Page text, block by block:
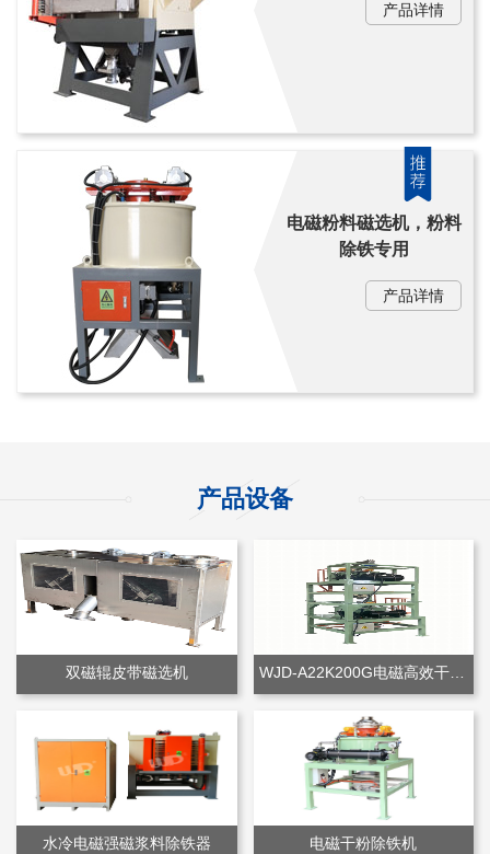
产品详情
电磁粉料磁选机，粉料
除铁专用
产品详情
产品设备
双磁辊皮带磁选机 WJD-A22K200G电磁高效干粉除铁机
水冷电磁强磁浆料除铁器 电磁干粉除铁机